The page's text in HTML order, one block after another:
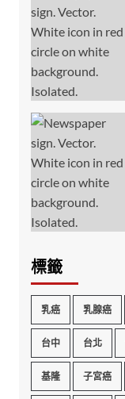
標籤
乳癌 乳腺癌
台中 台北
基隆 子宮癌